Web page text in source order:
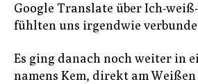
Google Translate über Ich-
fühlten uns irgendwie
Es ging danach noch weiter in
namens Kem, direkt am Weißen